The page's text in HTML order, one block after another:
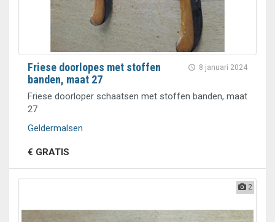
8 januari 2024
Friese doorlopes met stoffen
banden, maat 27
Friese doorloper schaatsen met stoffen banden, maat
27
Geldermalsen
€ GRATIS
2